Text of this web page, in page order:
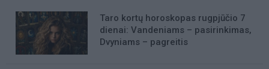
Taro kortų horoskopas rugpjūčio 7
dienai: Vandeniams – pasirinkimas,
Dvyniams – pagreitis